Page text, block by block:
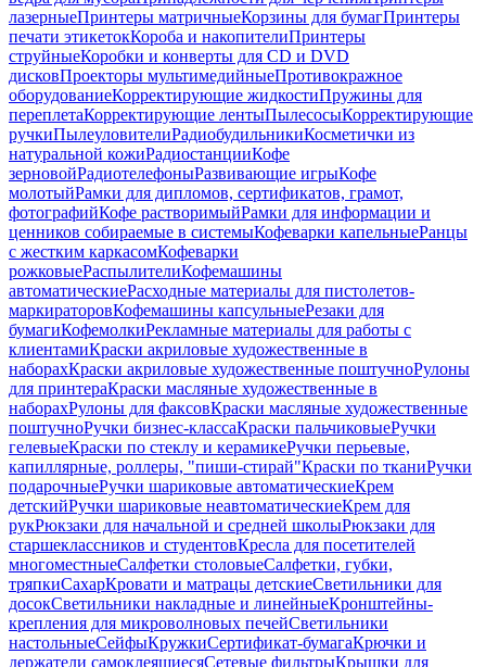
лазерныеПринтеры матричныеКорзины для бумагПринтеры
печати этикетокКороба и накопителиПринтеры
струйныеКоробки и конверты для CD и DVD
дисковПроекторы мультимедийныеПротивокражное
оборудованиеКорректирующие жидкостиПружины для
переплетаКорректирующие лентыПылесосыКорректирующие
ручкиПылеуловителиРадиобудильникиКосметички из
натуральной кожиРадиостанцииКофе
зерновойРадиотелефоныРазвивающие игрыКофе
молотыйРамки для дипломов, сертификатов, грамот,
фотографийКофе растворимыйРамки для информации и
ценников собираемые в системыКофеварки капельныеРанцы
с жестким каркасомКофеварки
рожковыеРаспылителиКофемашины
автоматическиеРасходные материалы для пистолетов-
маркираторовКофемашины капсульныеРезаки для
бумагиКофемолкиРекламные материалы для работы с
клиентамиКраски акриловые художественные в
наборахКраски акриловые художественные поштучноРулоны
для принтераКраски масляные художественные в
наборахРулоны для факсовКраски масляные художественные
поштучноРучки бизнес-классаКраски пальчиковыеРучки
гелевыеКраски по стеклу и керамикеРучки перьевые,
капиллярные, роллеры, "пиши-стирай"Краски по тканиРучки
подарочныеРучки шариковые автоматическиеКрем
детскийРучки шариковые неавтоматическиеКрем для
рукРюкзаки для начальной и средней школыРюкзаки для
старшеклассников и студентовКресла для посетителей
многоместныеСалфетки столовыеСалфетки, губки,
тряпкиСахарКровати и матрацы детскиеСветильники для
досокСветильники накладные и линейныеКронштейны-
крепления для микроволновых печейСветильники
настольныеСейфыКружкиСертификат-бумагаКрючки и
держатели самоклеящиесяСетевые фильтрыКрышки для